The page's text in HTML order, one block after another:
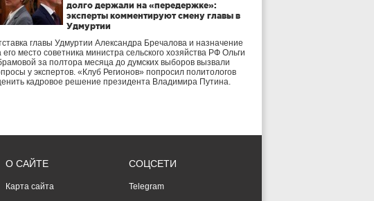
долго держали на «передержке»:
эксперты комментируют смену главы в
Удмуртии
главы Удмуртии Александра Бречалова и назначение
его место советника министра сельского хозяйства РФ Ольги
за полтора месяца до думских выборов вызвали
у экспертов. «Клуб Регионов» попросил политологов
кадровое решение президента Владимира Путина.
О САЙТЕ
Карта сайта
СОЦСЕТИ
Telegram